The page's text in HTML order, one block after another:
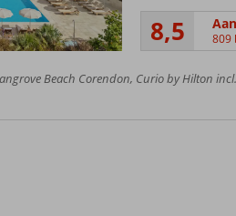
8,5 809
Beach Corendon, Curio by Hilton